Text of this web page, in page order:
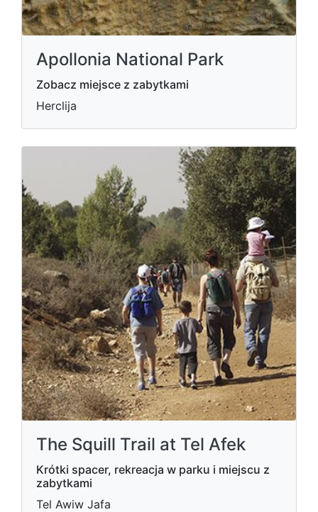
Apollonia National Park
Zobacz miejsce z zabytkami
Herclija
The Squill Trail at Tel Afek
Krótki spacer, rekreacja w parku i miejscu z
zabytkami
Tel Awiw Jafa